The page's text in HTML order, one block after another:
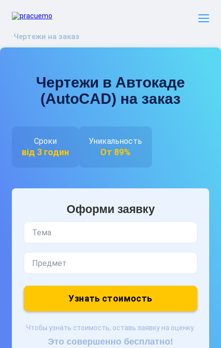
Чертежи на заказ
Чертежи в Автокаде
(AutoCAD) на заказ
Сроки
від 3 годин
Уникальность
От 89%
Оформи заявку
Узнать стоимость
Чтобы узнать стоимость, оставь заявку на оценку.
Это совершенно бесплатно!